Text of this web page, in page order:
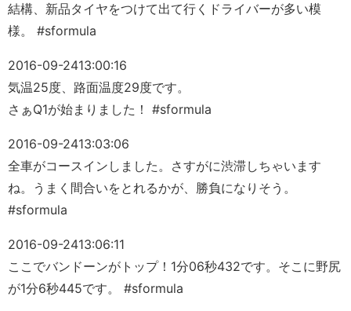
結構、新品タイヤをつけて出て行くドライバーが多い模
様。 #sformula
2016-09-2413:00:16
気温25度、路面温度29度です。
さぁQ1が始まりました！ #sformula
2016-09-2413:03:06
全車がコースインしました。さすがに渋滞しちゃいます
ね。うまく間合いをとれるかが、勝負になりそう。
#sformula
2016-09-2413:06:11
ここでバンドーンがトップ！1分06秒432です。そこに野尻
が1分6秒445です。 #sformula